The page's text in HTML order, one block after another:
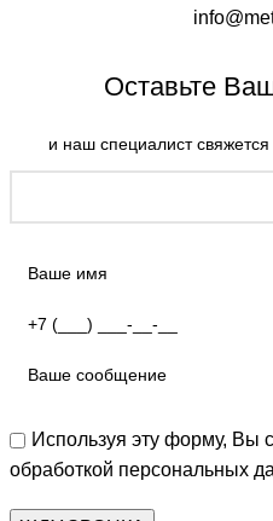
Оставьте
и наш специалист
Используя эту форму, Вы
обработкой персональных